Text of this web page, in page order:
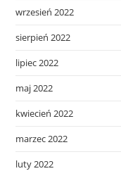
wrzesień 2022
sierpień 2022
lipiec 2022
maj 2022
kwiecień 2022
marzec 2022
luty 2022